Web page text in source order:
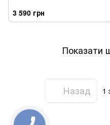
3 590 грн
Показати
Назад 1